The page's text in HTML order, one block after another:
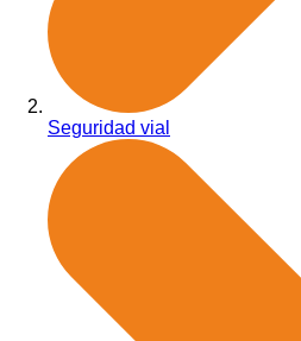
Seguridad vial